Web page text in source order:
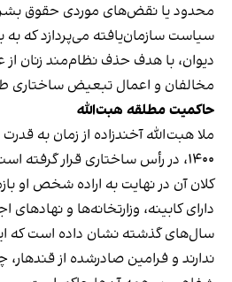
محدود یا نقض‌های موردی حقوق
سیاست سازمان‌یافته می‌پردازد که
دیوان، با هدف حذف نظام‌مند زنان
مخالفان و اعمال تبعیض ساختاری
حاکمیت مطلقه هبت‌الله
ملا هبت‌الله آخندزاده از زمان به
۱۴۰۰، در رأس ساختاری قرار
کلان آن در نهایت به اراده شخص او
دارای کابینه، وزارتخانه‌ها و نهادهای
سال‌های گذشته نشان داده است که
ندارند و فرامین صادرشده از